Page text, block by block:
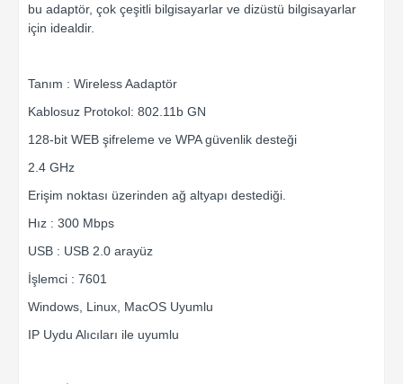
bu adaptör, çok çeşitli bilgisayarlar ve dizüstü bilgisayarlar
için idealdir.
Tanım : Wireless Aadaptör
Kablosuz Protokol: 802.11b GN
128-bit WEB şifreleme ve WPA güvenlik desteği
2.4 GHz
Erişim noktası üzerinden ağ altyapı destediği.
Hız : 300 Mbps
USB : USB 2.0 arayüz
İşlemci : 7601
Windows, Linux, MacOS Uyumlu
IP Uydu Alıcıları ile uyumlu